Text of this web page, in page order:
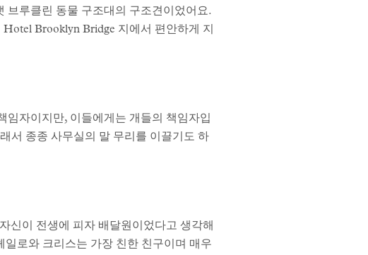
브루클린 동물 구조대의 구조견이었어요.
Brooklyn Bridge 지에서 편안하게 지
자이지만, 이들에게는 개들의 책임자입
서 종종 사무실의 말 무리를 이끌기도 하
신이 전생에 피자 배달원이었다고 생각해
로와 크리스는 가장 친한 친구이며 매우